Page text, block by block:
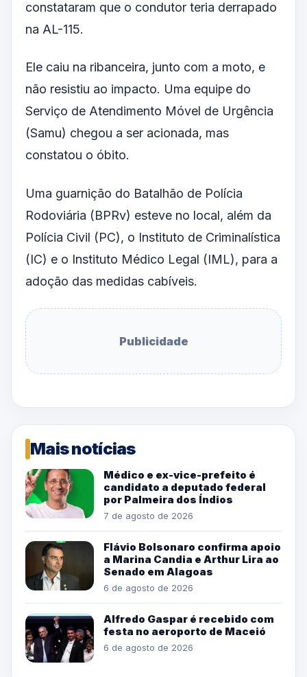
constataram que o condutor teria derrapado
na AL-115.
Ele caiu na ribanceira, junto com a moto, e
não resistiu ao impacto. Uma equipe do
Serviço de Atendimento Móvel de Urgência
(Samu) chegou a ser acionada, mas
constatou o óbito.
Uma guarnição do Batalhão de Polícia
Rodoviária (BPRv) esteve no local, além da
Polícia Civil (PC), o Instituto de Criminalística
(IC) e o Instituto Médico Legal (IML), para a
adoção das medidas cabíveis.
Publicidade
Mais notícias
Médico e ex-vice-prefeito é
candidato a deputado federal
por Palmeira dos Índios
7 de agosto de 2026
Flávio Bolsonaro confirma apoio
a Marina Candia e Arthur Lira ao
Senado em Alagoas
6 de agosto de 2026
Alfredo Gaspar é recebido com
festa no aeroporto de Maceió
6 de agosto de 2026